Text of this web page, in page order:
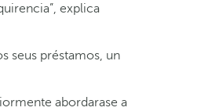
explica
seus préstamos, un
abordarase a